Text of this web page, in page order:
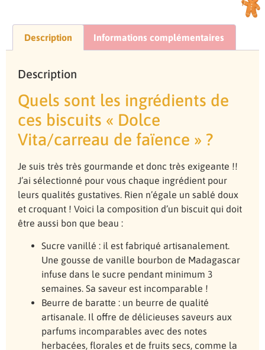
Description Informations complémentaires
Description
Quels sont les ingrédients de
ces biscuits « Dolce
Vita/carreau de faïence » ?
Je suis très très gourmande et donc très exigeante !!
J’ai sélectionné pour vous chaque ingrédient pour
leurs qualités gustatives. Rien n’égale un sablé doux
et croquant ! Voici la composition d’un biscuit qui doit
être aussi bon que beau :
Sucre vanillé : il est fabriqué artisanalement.
Une gousse de vanille bourbon de Madagascar
infuse dans le sucre pendant minimum 3
semaines. Sa saveur est incomparable !
Beurre de baratte : un beurre de qualité
artisanale. Il offre de délicieuses saveurs aux
parfums incomparables avec des notes
herbacées, florales et de fruits secs, comme la